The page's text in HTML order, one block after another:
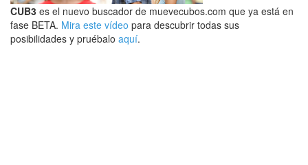
CUB3 es el nuevo buscador de muevecubos.com que ya está en
fase BETA. Mira este vídeo para descubrir todas sus
posibilidades y pruébalo aquí.